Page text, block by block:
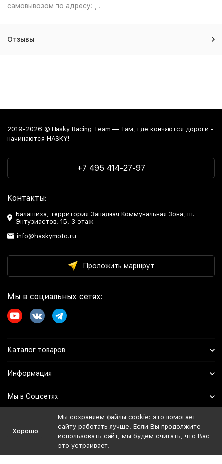
самовывозом по адресу: , .
Отзывы
2019-2026 © Hasky Racing Team — Там, где кончаются дороги -
начинаются HASKY!
+7 495 414-27-97
Контакты:
Балашиха, территория Западная Коммунальная Зона, ш.
Энтузиастов, 1Б, 3 этаж
info@haskymoto.ru
Проложить маршрут
Мы в социальных сетях:
Каталог товаров
Информация
Мы в Соцсетях
Политика персональных данных
Хорошо
Мы сохраняем файлы cookie: это помогает
сайту работать лучше. Если Вы продолжите
использовать сайт, мы будем считать, что Вас
это устраивает.